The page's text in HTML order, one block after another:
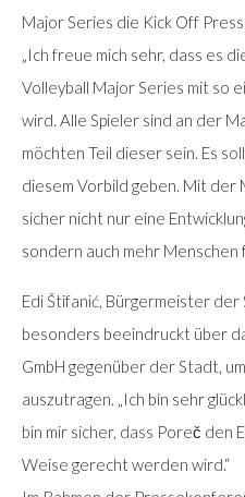
Major Series die Kick Off
„Ich freue mich sehr, dass es
Volleyball Major Series mit so
wird. Alle Spieler sind an der
möchten Teil dieser sein. Es
diesem Vorbild geben. Mit der
sicher nicht nur eine
sondern auch mehr Menschen
Edi Štifanić, Bürgermeister
besonders beeindruckt über
GmbH gegenüber der Stadt,
auszutragen. „Ich bin sehr
bin mir sicher, dass Poreč den
Weise gerecht werden wird.“